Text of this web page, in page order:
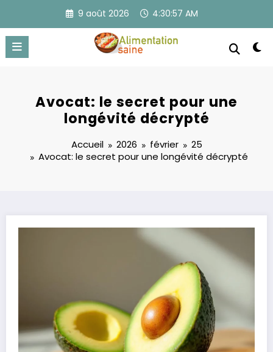
contenu
9 août 2026 4:30:57 AM
Avocat: le secret pour une
longévité décrypté
Accueil 2026 février
25
Avocat: le secret pour une longévité décrypté